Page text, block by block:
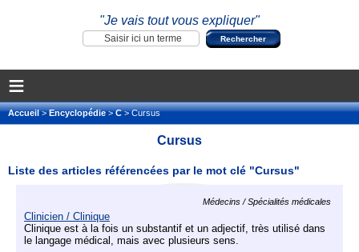
"Je vais tout vous expliquer"
≡
Accueil>Encyclopédie>C> Cursus
Cursus
Liste des articles référencées par le mot clé "Cursus"
Médecins / Spécialités médicales
Clinicien / Clinique
Clinique est à la fois un substantif et un adjectif, très utilisé dans
le langage médical, mais avec plusieurs sens.